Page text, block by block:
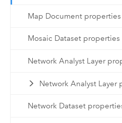
Map Document properties
Mosaic Dataset properties
Network Analyst Layer
Network Analyst Layer
Network Dataset